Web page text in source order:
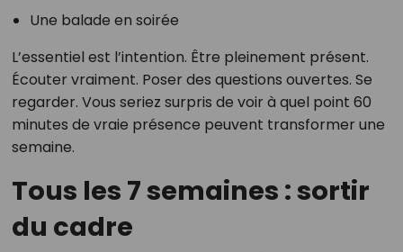
Une balade en soirée
L’essentiel est l’intention. Être pleinement présent.
Écouter vraiment. Poser des questions ouvertes. Se
regarder. Vous seriez surpris de voir à quel point 60
minutes de vraie présence peuvent transformer une
semaine.
Tous les 7 semaines : sortir
du cadre